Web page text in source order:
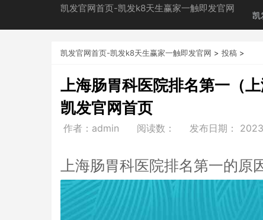
凯发官网首页-凯发k8天生赢家一触即发官网
凯
凯发官网首页-凯发k8天生赢家一触即发官网 > 投稿 >
上海肠胃科医院排名第一（
凯发官网首页
作者：admin 阅读数： 发布日期：
上海肠胃科医院排名第一的原